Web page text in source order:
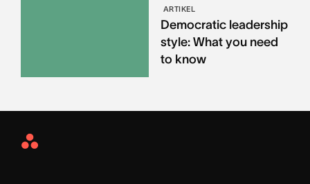
ARTIKEL
Democratic leadership
style: What you need
to know
Asana